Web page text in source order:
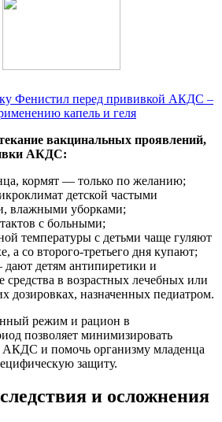
Фенистил перед прививкой АКДС –
капель и геля
вакцинальных проявлений,
АКДС:
кормят — только по желанию;
детской частыми
влажными уборками;
с больными;
температуры с детьми чаще гуляют
а со второго-третьего дня купают;
детям антипиретики и
средства в возрастных лечебных или
дозировках, назначенных педиатром.
режим и рацион в
позволяет минимизировать
АКДС и помочь организму младенца
защиту.
и осложнения